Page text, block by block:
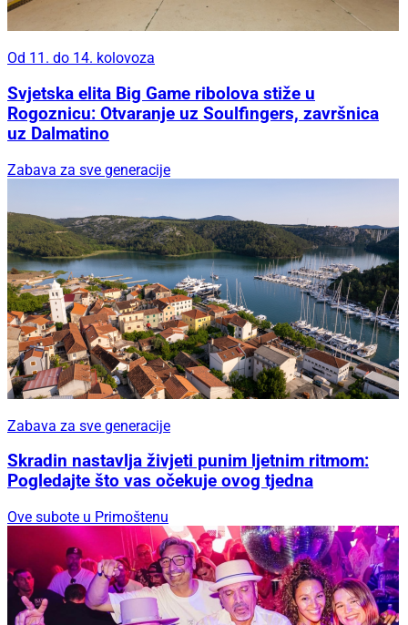
Od 11. do 14. kolovoza
Svjetska elita Big Game ribolova stiže u
Rogoznicu: Otvaranje uz Soulfingers, završnica
uz Dalmatino
Zabava za sve generacije
Zabava za sve generacije
Skradin nastavlja živjeti punim ljetnim ritmom:
Pogledajte što vas očekuje ovog tjedna
Ove subote u Primoštenu